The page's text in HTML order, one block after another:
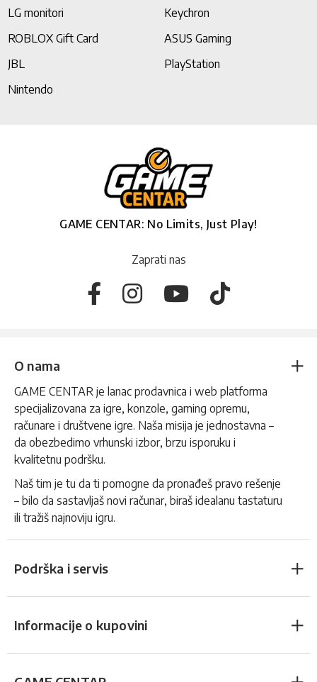
LG monitori
Keychron
ROBLOX Gift Card
ASUS Gaming
JBL
PlayStation
Nintendo
GAME CENTAR: No Limits, Just Play!
Zaprati nas
O nama
GAME CENTAR je lanac prodavnica i web platforma
specijalizovana za igre, konzole, gaming opremu,
računare i društvene igre. Naša misija je jednostavna –
da obezbedimo vrhunski izbor, brzu isporuku i
kvalitetnu podršku.
Naš tim je tu da ti pomogne da pronađeš pravo rešenje
– bilo da sastavljaš novi računar, biraš idealanu tastaturu
ili tražiš najnoviju igru.
Podrška i servis
Informacije o kupovini